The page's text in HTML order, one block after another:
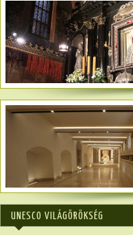
UNESCO VILÁGÖRÖKSÉG